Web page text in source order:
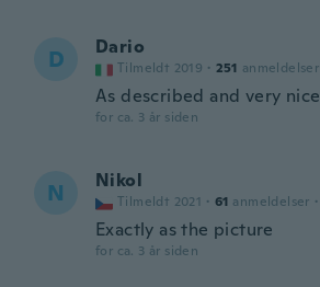
D Dario
Tilmeldt 2019 · 251 anmeldelser
As described and very nice
for ca. 3 år siden
N Nikol
Tilmeldt 2021 · 61 anmeldelser ·
Exactly as the picture
for ca. 3 år siden